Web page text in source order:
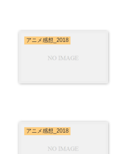
アニメ感想_2018
アニメ感想_2018